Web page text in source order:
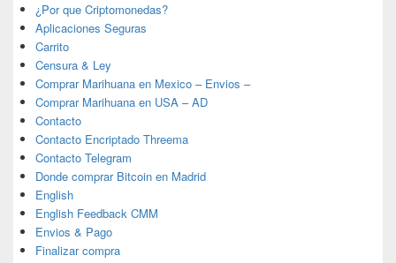
¿Por que Criptomonedas?
Aplicaciones Seguras
Carrito
Censura & Ley
Comprar Marihuana en Mexico – Envios –
Comprar Marihuana en USA – AD
Contacto
Contacto Encriptado Threema
Contacto Telegram
Donde comprar Bitcoin en Madrid
English
English Feedback CMM
Envios & Pago
Finalizar compra